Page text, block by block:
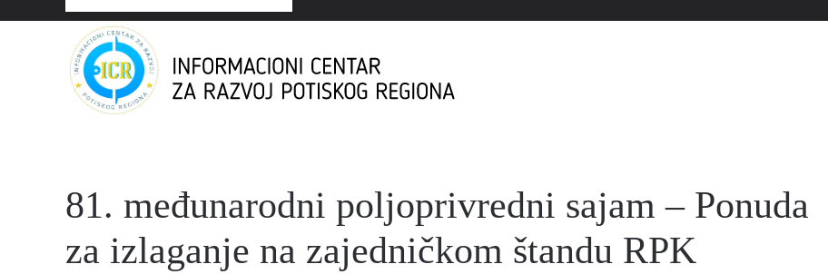
81. međunarodni poljoprivredni sajam – Ponuda
za izlaganje na zajedničkom štandu RPK